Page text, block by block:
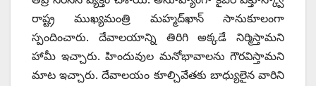
రాష్ట్ర ముఖ్యమంత్రి మహ్మద్‌ఖాన్‌ ‌సానుకూలంగా
స్పందించారు. దేవాలయాన్ని తిరిగి అక్కడే నిర్మిస్తామని
హామీ ఇచ్చారు. హిందువుల మనోభావాలను గౌరవిస్తామని
మాట ఇచ్చారు. దేవాలయం కూల్చివేతకు బాధ్యులైన వారిని